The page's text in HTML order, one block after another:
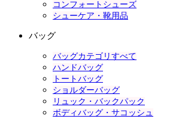
コンフォートシューズ
シューケア・靴用品
バッグ
バッグカテゴリすべて
ハンドバッグ
トートバッグ
ショルダーバッグ
リュック・バックパック
ボディバッグ・サコッシュ